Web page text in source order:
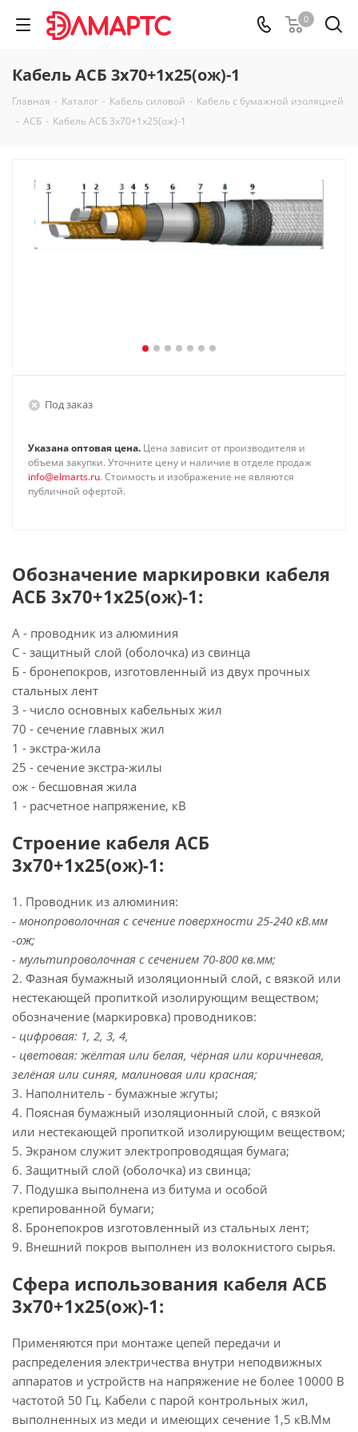
0
Кабель АСБ 3х70+1х25(ож)-1
Главная - Каталог - Кабель силовой - Кабель с бумажной изоляцией
- АСБ - Кабель АСБ 3х70+1х25(ож)-1
Под заказ
Указана оптовая цена. Цена зависит от производителя и
объема закупки. Уточните цену и наличие в отделе продаж
info@elmarts.ru. Стоимость и изображение не являются
публичной офертой.
Обозначение маркировки кабеля
АСБ 3х70+1х25(ож)-1:
А - проводник из алюминия
С - защитный слой (оболочка) из свинца
Б - бронепокров, изготовленный из двух прочных
стальных лент
3 - число основных кабельных жил
70 - сечение главных жил
1 - экстра-жила
25 - сечение экстра-жилы
ож - бесшовная жила
1 - расчетное напряжение, кВ
Строение кабеля АСБ
3х70+1х25(ож)-1:
1. Проводник из алюминия:
- монопроволочная с сечение поверхности 25-240 кВ.мм
-ож;
- мультипроволочная с сечением 70-800 кв.мм;
2. Фазная бумажный изоляционный слой, с вязкой или
нестекающей пропиткой изолирующим веществом;
обозначение (маркировка) проводников:
- цифровая: 1, 2, 3, 4,
- цветовая: жёлтая или белая, чёрная или коричневая,
зелёная или синяя, малиновая или красная;
3. Наполнитель - бумажные жгуты;
4. Поясная бумажный изоляционный слой, с вязкой
или нестекающей пропиткой изолирующим веществом;
5. Экраном служит электропроводящая бумага;
6. Защитный слой (оболочка) из свинца;
7. Подушка выполнена из битума и особой
крепированной бумаги;
8. Бронепокров изготовленный из стальных лент;
9. Внешний покров выполнен из волокнистого сырья.
Сфера использования кабеля АСБ
3х70+1х25(ож)-1:
Применяются при монтаже цепей передачи и
распределения электричества внутри неподвижных
аппаратов и устройств на напряжение не более 10000 В
частотой 50 Гц. Кабели с парой контрольных жил,
выполненных из меди и имеющих сечение 1,5 кВ.Мм